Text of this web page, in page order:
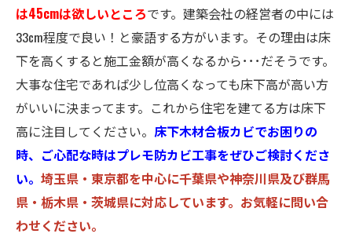
は45cmは欲しいところです。建築会社の経営者の中には
33cm程度で良い！と豪語する方がいます。その理由は床
下を高くすると施工金額が高くなるから･･･だそうです。
大事な住宅であれば少し位高くなっても床下高が高い方
がいいに決まってます。これから住宅を建てる方は床下
高に注目してください。 床下木材合板カビでお困りの
時、ご心配な時はプレモ防カビ工事をぜひご検討くださ
い。 埼玉県・東京都を中心に千葉県や神奈川県及び群馬
県・栃木県・茨城県に対応しています。お気軽に問い合
わせください。